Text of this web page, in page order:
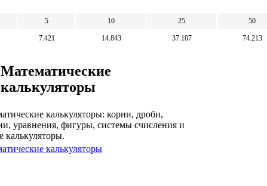
5 10 25 50
7.421 14.843 37.107 74.213
Математические
калькуляторы
калькуляторы: корни, дроби,
уравнения, фигуры, системы счисления и
калькуляторы.
калькуляторы